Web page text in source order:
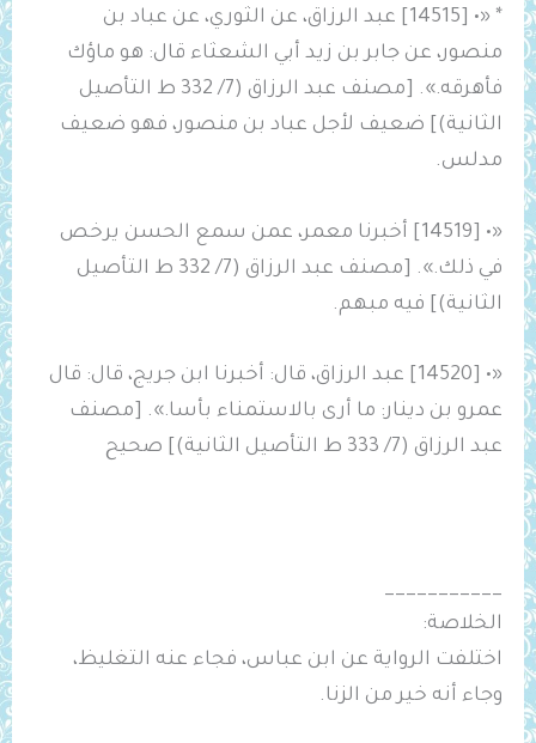
* «• [14515] عبد الرزاق، عن الثوري، عن عباد بن
منصور، عن جابر بن زيد أبي الشعثاء قال: هو ماؤك
فأهرقه.». [مصنف عبد الرزاق (7/ 332 ط التأصيل
الثانية)] ضعيف لأجل عباد بن منصور، فهو ضعيف
مدلس.
«• [14519] أخبرنا معمر، عمن سمع الحسن يرخص
في ذلك.». [مصنف عبد الرزاق (7/ 332 ط التأصيل
الثانية)] فيه مبهم.
«• [14520] عبد الرزاق، قال: أخبرنا ابن جريج، قال: قال
عمرو بن دينار: ما أرى بالاستمناء بأسا.». [مصنف
عبد الرزاق (7/ 333 ط التأصيل الثانية)] صحيح
___________
الخلاصة:
اختلفت الرواية عن ابن عباس، فجاء عنه التغليظ،
وجاء أنه خير من الزنا.